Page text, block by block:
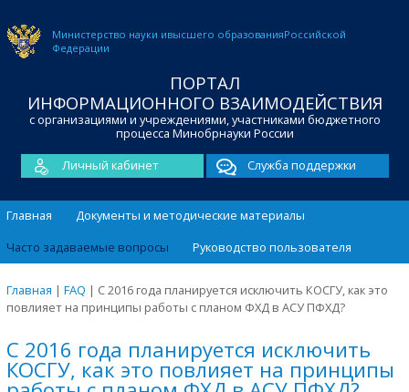
Министерство науки ивысшего образованияРоссийской
Федерации
ПОРТАЛ
ИНФОРМАЦИОННОГО ВЗАИМОДЕЙСТВИЯ
с организациями и учреждениями, участниками бюджетного
процесса Минобрнауки России
Личный кабинет
Служба поддержки
Главная
Документы и методические материалы
Часто задаваемые вопросы
Руководство пользователя
Главная | FAQ | С 2016 года планируется исключить КОСГУ, как это
повлияет на принципы работы с планом ФХД в АСУ ПФХД?
С 2016 года планируется исключить
КОСГУ, как это повлияет на принципы